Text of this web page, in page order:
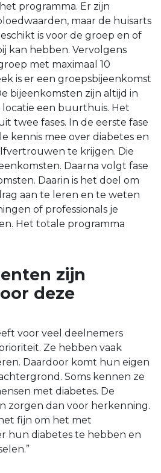
programma. Er zijn
maar de huisarts
is voor de groep en of
kan hebben. Vervolgens
met maximaal 10
is er een groepsbijeenkomst
bijeenkomsten zijn altijd in
locatie een buurthuis. Het
twee fases. In de eerste fase
kennis mee over diabetes en
te krijgen. Die
Daarna volgt fase
Daarin is het doel om
aan te leren en te weten
of professionals je
Het totale programma
zijn
deze
voor veel deelnemers
Ze hebben vaak
Daardoor komt hun eigen
Soms kennen ze
met diabetes. De
zorgen dan voor herkenning.
fijn om het met
hun diabetes te hebben en